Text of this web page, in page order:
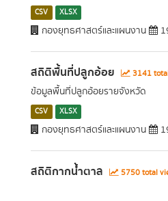
CSV XLSX
กองยุทธศาสตร์และแผนงาน
สถิติพื้นที่ปลูกอ้อย 3141
ข้อมูลพื้นที่ปลูกอ้อยรายจังหวัด
CSV XLSX
กองยุทธศาสตร์และแผนงาน
สถิติกากน้ำตาล 5750 total